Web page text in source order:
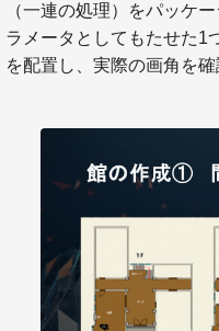
（一連の処理）をパッケ
ラメータとしてもたせた1
を配置し、実際の画角を